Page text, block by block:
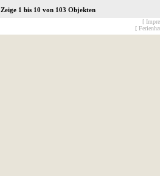
Zeige 1 bis 10 von 103 Objekten
[
[